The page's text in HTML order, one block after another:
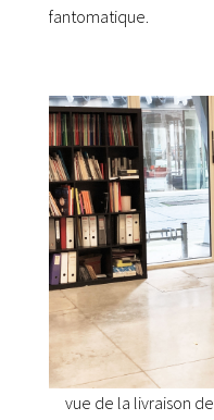
fantomatique.
vue de la livraison de